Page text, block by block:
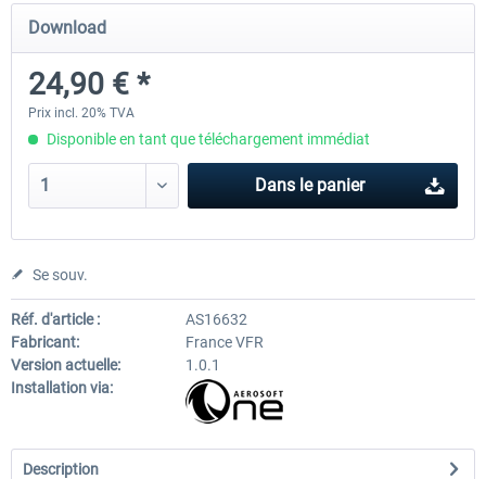
Aerosoft Airport Cologne/Bonn
18,10 € *
sim-wings Hamburg
Download
24,90 € *
Prix incl. 20% TVA
Disponible en tant que téléchargement immédiat
Dans le panier
Se souv.
Réf. d'article :
AS16632
Fabricant:
France VFR
Version actuelle:
1.0.1
Installation via:
Description